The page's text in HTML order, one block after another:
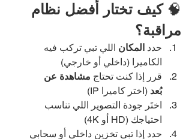
🧠 كيف تختار أفضل نظام
مراقبة؟
حدد المكان اللي تبي تركب فيه
الكاميرا (داخلي أو خارجي)
قرر إذا كنت تحتاج مشاهدة عن
بُعد (اختر كاميرا IP)
اختَر جودة التصوير اللي تناسب
احتياجك (HD أو 4K)
حدد إذا تبي تخزين داخلي أو سحابي